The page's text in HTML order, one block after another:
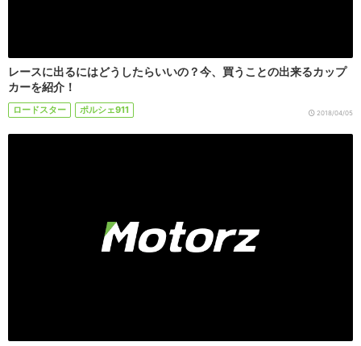
レースに出るにはどうしたらいいの？今、買うことの出来るカップ
カーを紹介！
ロードスター ポルシェ911 2018/04/05